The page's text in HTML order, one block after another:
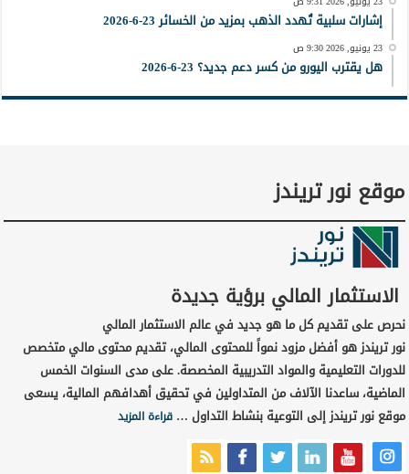
إشارات سلبية تُهدد الذهب بمزيد من الخسائر 23-6-2026
23 يونيو, 2026 9:30 ص
هل يقترب اليورو من كسر دعم جديد؟ 23-6-2026
موقع نور تريندز
الاستثمار المالي برؤية جديدة
نحرص على تقديم كل ما هو جديد في عالم الاستثمار المالي
نور تريندز هو أفضل مزود نمواً للمحتوى المالي، تقديم محتوى مالي متخصص
للدورات التعليمية والمواد التدريبية المخصصة. على مدى السنوات الخمس
الماضية، ساعدنا الآلاف من المتداولين في تحقيق أهدافهم المالية، يسعى
موقع نور تريندز إلى التوعية بنشاط التداول …قراءة المزيد